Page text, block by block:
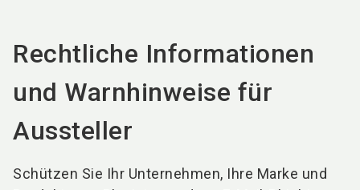
Rechtliche Informationen
und Warnhinweise für
Aussteller
Schützen Sie Ihr Unternehmen, Ihre Marke und